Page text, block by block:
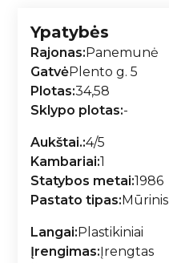
Ypatybės
Rajonas:Panemunė
GatvėPlento g. 5
Plotas:34,58
Sklypo plotas:-
Aukštai.:4/5
Kambariai:1
Statybos metai:1986
Pastato tipas:Mūrinis
Langai:Plastikiniai
Įrengimas:Įrengtas